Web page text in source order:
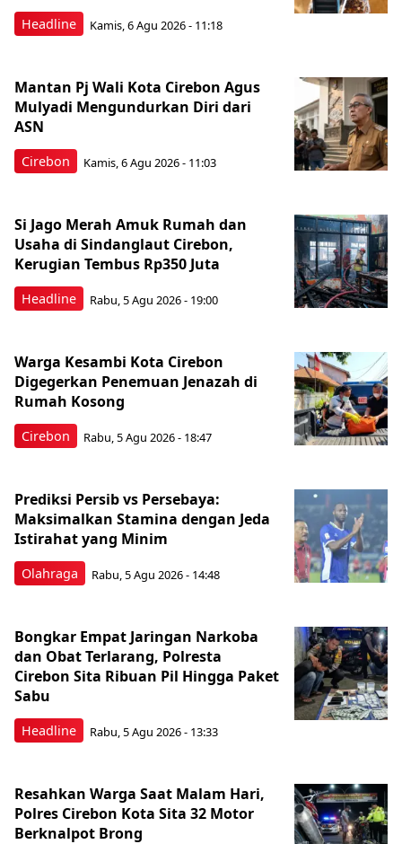
Headline Kamis, 6 Agu 2026 - 11:18
Cirebon
Mantan Pj Wali Kota Cirebon Agus
Mulyadi Mengundurkan Diri dari
ASN
Kamis, 6 Agu 2026 - 11:03
Headline
Si Jago Merah Amuk Rumah dan
Usaha di Sindanglaut Cirebon,
Kerugian Tembus Rp350 Juta
Rabu, 5 Agu 2026 - 19:00
Cirebon
Warga Kesambi Kota Cirebon
Digegerkan Penemuan Jenazah di
Rumah Kosong
Rabu, 5 Agu 2026 - 18:47
Olahraga
Prediksi Persib vs Persebaya:
Maksimalkan Stamina dengan Jeda
Istirahat yang Minim
Rabu, 5 Agu 2026 - 14:48
Headline
Bongkar Empat Jaringan Narkoba
dan Obat Terlarang, Polresta
Cirebon Sita Ribuan Pil Hingga Paket
Sabu
Rabu, 5 Agu 2026 - 13:33
Resahkan Warga Saat Malam Hari,
Polres Cirebon Kota Sita 32 Motor
Berknalpot Brong